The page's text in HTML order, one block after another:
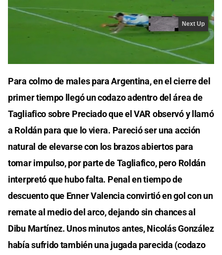
Para colmo de males para Argentina, en el cierre del
primer tiempo llegó un codazo adentro del área de
Tagliafico sobre Preciado que el VAR observó y llamó
a Roldán para que lo viera. Pareció ser una acción
natural de elevarse con los brazos abiertos para
tomar impulso, por parte de Tagliafico, pero Roldán
interpretó que hubo falta. Penal en tiempo de
descuento que Enner Valencia convirtió en gol con un
remate al medio del arco, dejando sin chances al
Dibu Martínez. Unos minutos antes, Nicolás González
había sufrido también una jugada parecida (codazo